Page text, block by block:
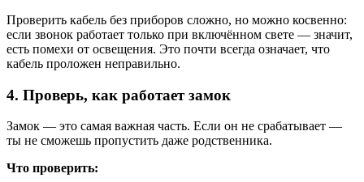
Проверить кабель без приборов сложно, но можно косвенно:
если звонок работает только при включённом свете — значит,
есть помехи от освещения. Это почти всегда означает, что
кабель проложен неправильно.
4. Проверь, как работает замок
Замок — это самая важная часть. Если он не срабатывает —
ты не сможешь пропустить даже родственника.
Что проверить: